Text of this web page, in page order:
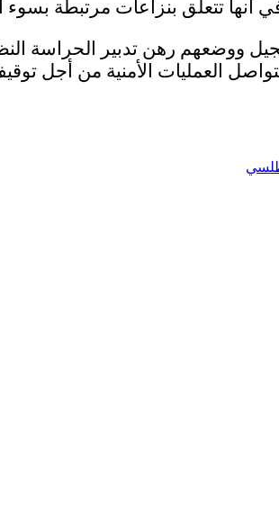
تتعلق بنزاعات مرتبطة بسوء
ووضعهم رهن تدبير الحراسة
العمليات الأمنية من أجل